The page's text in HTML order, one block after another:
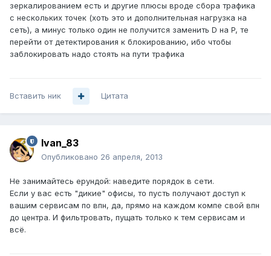
зеркалированием есть и другие плюсы вроде сбора трафика
с нескольких точек (хоть это и дополнительная нагрузка на
сеть), а минус только один не получится заменить D на P, те
перейти от детектирования к блокированию, ибо чтобы
заблокировать надо стоять на пути трафика
Вставить ник Цитата
Ivan_83
Опубликовано 26 апреля, 2013
Не занимайтесь ерундой: наведите порядок в сети.
Если у вас есть "дикие" офисы, то пусть получают доступ к
вашим сервисам по впн, да, прямо на каждом компе свой впн
до центра. И фильтровать, пущать только к тем сервисам и
всё.